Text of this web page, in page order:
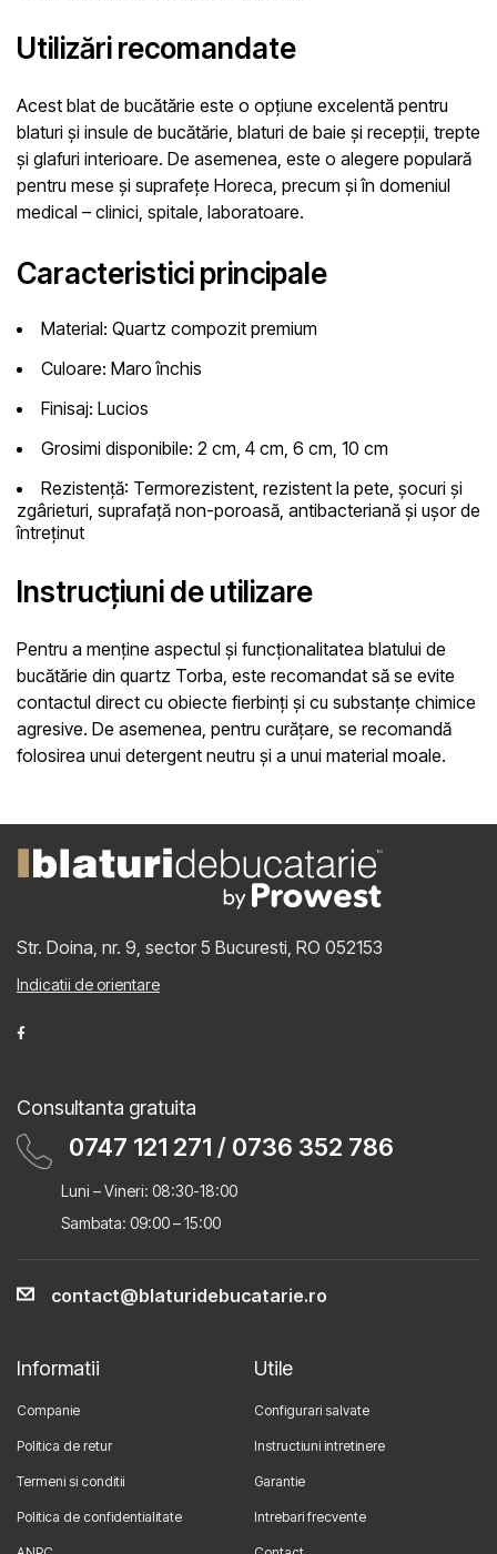
Utilizări recomandate
Acest blat de bucătărie este o opțiune excelentă pentru
blaturi și insule de bucătărie, blaturi de baie și recepții, trepte
și glafuri interioare. De asemenea, este o alegere populară
pentru mese și suprafețe Horeca, precum și în domeniul
medical – clinici, spitale, laboratoare.
Caracteristici principale
Material: Quartz compozit premium
Culoare: Maro închis
Finisaj: Lucios
Grosimi disponibile: 2 cm, 4 cm, 6 cm, 10 cm
Rezistență: Termorezistent, rezistent la pete, șocuri și
zgârieturi, suprafață non-poroasă, antibacteriană și ușor de
întreținut
Instrucțiuni de utilizare
Pentru a menține aspectul și funcționalitatea blatului de
bucătărie din quartz Torba, este recomandat să se evite
contactul direct cu obiecte fierbinți și cu substanțe chimice
agresive. De asemenea, pentru curățare, se recomandă
folosirea unui detergent neutru și a unui material moale.
Str. Doina, nr. 9, sector 5 Bucuresti, RO 052153
Indicatii de orientare
Consultanta gratuita
0747 121 271 / 0736 352 786
Luni – Vineri: 08:30-18:00
Sambata: 09:00 – 15:00
contact@blaturidebucatarie.ro
Informatii
Companie
Politica de retur
Termeni si conditii
Politica de confidentialitate
Utile
Configurari salvate
Instructiuni intretinere
Garantie
Intrebari frecvente